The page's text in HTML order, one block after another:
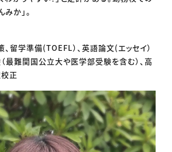
か」。
留学準備(TOEFL）、英語論文(エッセイ）
最難関国公立大や医学部受験を含む）、高
正